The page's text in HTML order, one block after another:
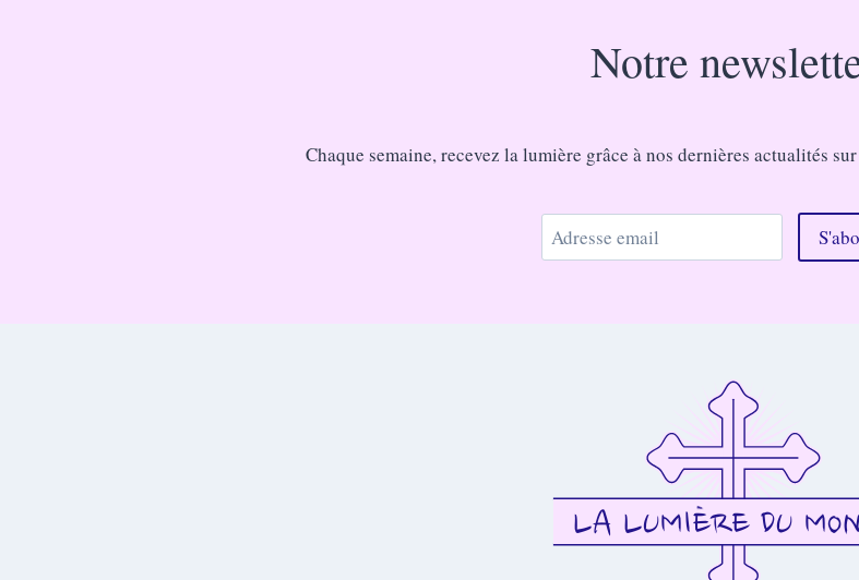
Notre
Chaque semaine, recevez la lumière grâce à nos dernières actualités